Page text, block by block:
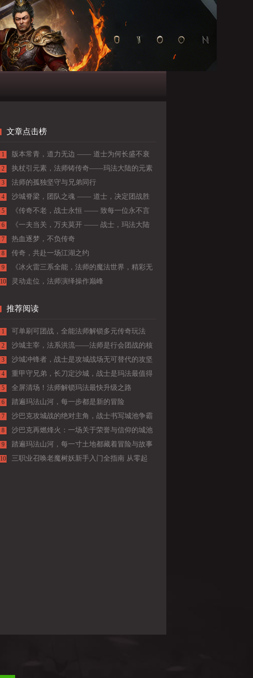
文章点击榜
1 版本常青，道力无边 —— 道士为何长盛不衰
2
执杖引元素，法师铸传奇——玛法大陆的元素
主宰
3 法师的孤独坚守与兄弟同行
4
沙城脊梁，团队之魂 —— 道士，决定团战胜
负的关键
5
《传奇不老，战士永恒 —— 致每一位永不言
败的勇士》
6
《一夫当关，万夫莫开 —— 战士，玛法大陆
的最强守护者》
7 热血逐梦，不负传奇
8 传奇，共赴一场江湖之约
9
《冰火雷三系全能，法师的魔法世界，精彩无
极限！》
10 灵动走位，法师演绎操作巅峰
推荐阅读
1 可单刷可团战，全能法师解锁多元传奇玩法
2
沙城主宰，法系洪流——法师是行会团战的核
心引擎
3
沙城冲锋者，战士是攻城战场无可替代的攻坚
核心
4
重甲守兄弟，长刀定沙城，战士是玛法最值得
坚守的职业
5 全屏清场！法师解锁玛法最快升级之路
6 踏遍玛法山河，每一步都是新的冒险
7
沙巴克攻城战的绝对主角，战士书写城池争霸
的千年荣光
8
沙巴克再燃烽火：一场关于荣誉与信仰的城池
攻防
9 踏遍玛法山河，每一寸土地都藏着冒险与故事
10
三职业召唤老魔树妖新手入门全指南 从零起